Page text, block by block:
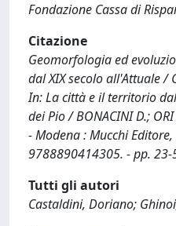
Fondazione Cassa di
Citazione
Geomorfologia ed
dal XIX secolo all'Attuale /
In: La città e il territorio
dei Pio / BONACINI D.;
- Modena : Mucchi
9788890414305. - pp. 23-
Tutti gli autori
Castaldini, Doriano;